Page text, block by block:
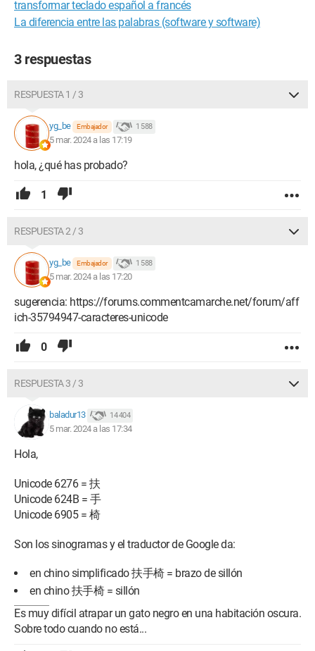
transformar teclado español a francés
La diferencia entre las palabras (software y software)
3 respuestas
RESPUESTA 1 / 3
yg_be Embajador 1 588
5 mar. 2024 a las 17:19
hola, ¿qué has probado?
1
RESPUESTA 2 / 3
yg_be Embajador 1 588
5 mar. 2024 a las 17:20
sugerencia: https://forums.commentcamarche.net/forum/aff
ich-35794947-caracteres-unicode
0
RESPUESTA 3 / 3
baladur13 14 404
5 mar. 2024 a las 17:34
Hola,
Unicode 6276 = 扶
Unicode 624B = 手
Unicode 6905 = 椅
Son los sinogramas y el traductor de Google da:
en chino simplificado 扶手椅 = brazo de sillón
en chino 扶手椅 = sillón
Es muy difícil atrapar un gato negro en una habitación oscura.
Sobre todo cuando no está...